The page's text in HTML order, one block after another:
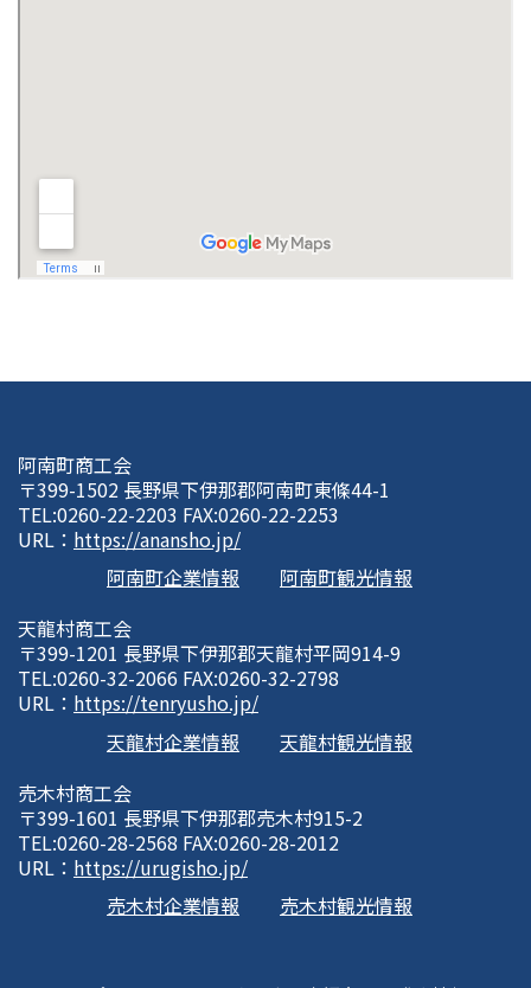
阿南町商工会
〒399-1502 長野県下伊那郡阿南町東條44-1
TEL:0260-22-2203 FAX:0260-22-2253
URL： https://anansho.jp/
阿南町企業情報
阿南町観光情報
天龍村商工会
〒399-1201 長野県下伊那郡天龍村平岡914-9
TEL:0260-32-2066 FAX:0260-32-2798
URL： https://tenryusho.jp/
天龍村企業情報
天龍村観光情報
売木村商工会
〒399-1601 長野県下伊那郡売木村915-2
TEL:0260-28-2568 FAX:0260-28-2012
URL： https://urugisho.jp/
売木村企業情報
売木村観光情報